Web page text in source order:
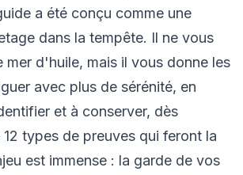
a été conçu comme une
dans la tempête. Il ne vous
mer d'huile, mais il vous donne les
avec plus de sérénité, en
et à conserver, dès
types de preuves qui feront la
est immense : la garde de vos